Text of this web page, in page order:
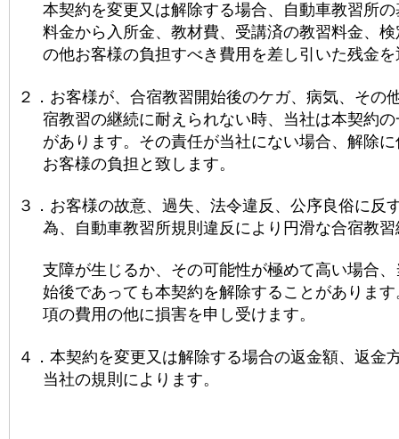
本契約を変更又は解除する場合、自動車教習所
料金から入所金、教材費、受講済の教習料金、
の他お客様の負担すべき費用を差し引いた残金
２． お客様が、合宿教習開始後のケガ、病気、その
宿教習の継続に耐えられない時、当社は本契約
があります。その責任が当社にない場合、解除
お客様の負担と致します。
３． お客様の故意、過失、法令違反、公序良俗に反
為、自動車教習所規則違反により円滑な合宿教
支障が生じるか、その可能性が極めて高い場合
始後であっても本契約を解除することがありま
項の費用の他に損害を申し受けます。
４．本契約を変更又は解除する場合の返金額、返金
当社の規則によります。